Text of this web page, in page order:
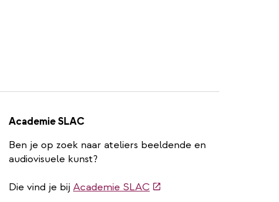
Academie SLAC
Ben je op zoek naar ateliers beeldende en
audiovisuele kunst?
Die vind je bij Academie SLAC(externe